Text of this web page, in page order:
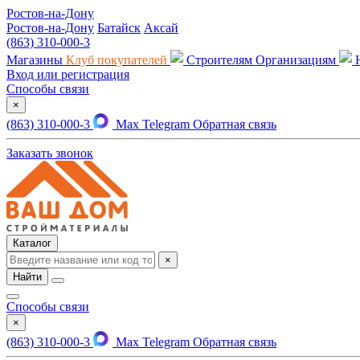
Ростов-на-Дону
Ростов-на-Дону Батайск Аксай
(863) 310-000-3
Магазины Клуб покупателей Строителям Организациям
Вход или регистрация
Способы связи
×
(863) 310-000-3 Max Telegram Обратная связь
Заказать звонок
Каталог
×
Найти
Способы связи
×
(863) 310-000-3 Max Telegram Обратная связь